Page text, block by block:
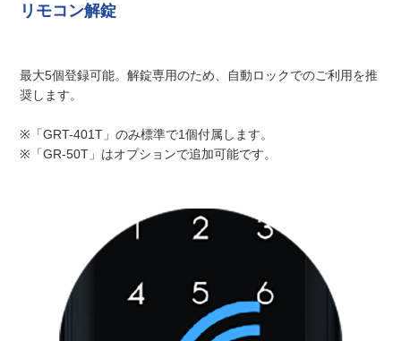
リモコン解錠
最大5個登録可能。解錠専用のため、自動ロックでのご利用を推
奨します。
※「GRT-401T」のみ標準で1個付属します。
※「GR-50T」はオプションで追加可能です。